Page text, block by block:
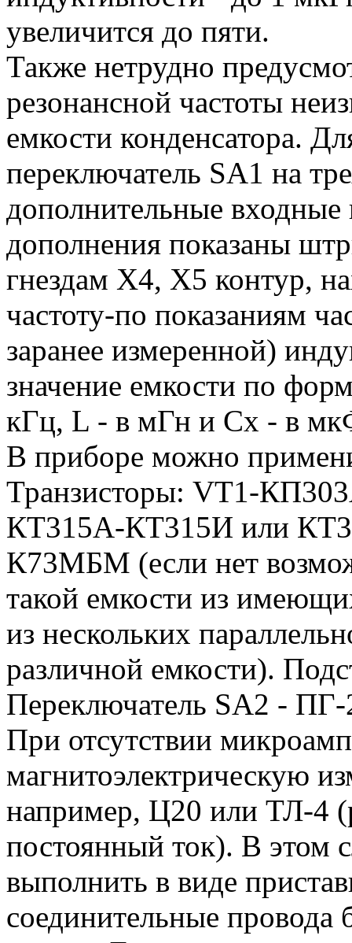
увеличится до пяти.
Также нетрудно
резонансной частоты
емкости конденсатора.
переключатель SA1 на
дополнительные входные
дополнения показаны
гнездам Х4, Х5 контур,
частоту-по показаниям
заранее измеренной)
значение емкости по
кГц, L - в мГн и Сx - в
В приборе можно
Транзисторы: VТ1-
КТ315А-КТ315И или
К73МБМ (если нет
такой емкости из
из нескольких
различной емкости).
Переключатель SA2 -
При отсутствии
магнитоэлектрическую
например, Ц20 или ТЛ-4
постоянный ток). В этом
выполнить в виде
соединительные